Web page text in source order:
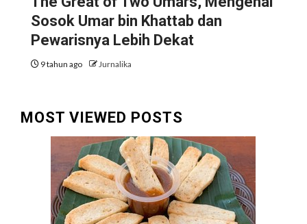
Sosok Umar bin Khattab dan
Pewarisnya Lebih Dekat
9 tahun ago Jurnalika
MOST VIEWED POSTS